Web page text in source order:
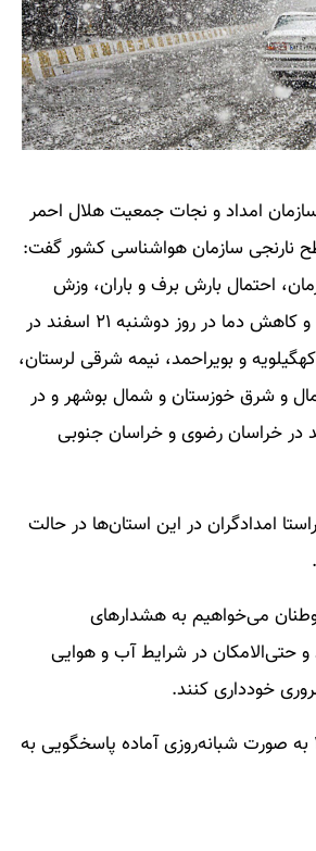
امداد و نجات جمعیت هلال احمر
نارنجی سازمان هواشناسی کشور گفت:
احتمال بارش برف و باران، وزش
شدید باد، کولاک برف و کاهش دما در روز دوشنبه ۲۱ اسفند در
و بویراحمد، نیمه شرقی لرستان،
و شرق خوزستان و شمال بوشهر و در
۲۲ اسفند در خراسان رضوی و خراسان جنوبی
امدادگران در این استان‌ها در حالت
می‌خواهیم به هشدارهای
حتی‌الامکان در شرایط آب و هوایی
خودداری کنند.
گفتنی است، تلفن‌ ۱۱۲ به صورت شبانه‌روزی آماده پاسخگویی به